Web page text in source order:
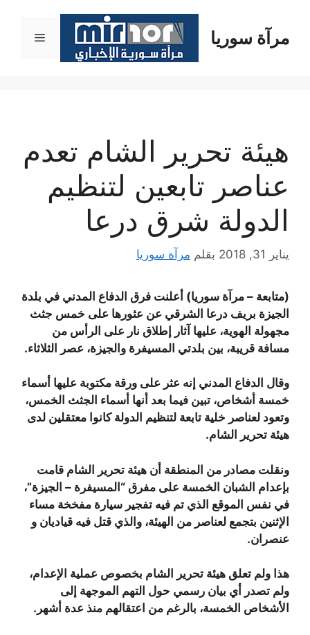
المحتوىمرآة سوريا القائمة
هيئة تحرير الشام تعدم
عناصر تابعين لتنظيم
الدولة شرق درعا
يناير 31, 2018 بقلم مرآة سوريا
(متابعة – مرآة سوريا) أعلنت فرق الدفاع المدني في بلدة
الجيزة بريف درعا الشرقي عن عثورها على خمس جثث
مجهولة الهوية، عليها آثار إطلاق نار على الرأس من
مسافة قريبة، بين بلدتي المسيفرة والجيزة، عصر الثلاثاء.
وقال الدفاع المدني إنه عثر على ورقة مكتوبة عليها أسماء
خمسة أشخاص، تبين فيما بعد أنها أسماء الجثث الخمس،
وتعود لعناصر خلية تابعة لتنظيم الدولة كانوا معتقلين لدى
هيئة تحرير الشام.
ونقلت مصادر من المنطقة أن هيئة تحرير الشام قامت
بإعدام الشبان الخمسة على مفرق “المسيفرة – الجيزة”،
في نفس الموقع الذي تم فيه تفجير سيارة مفخخة مساء
الإثنين بتجمع لعناصر من الهيئة، والذي قتل فيه قياديان و
عنصران.
هذا ولم تعلق هيئة تحرير الشام بخصوص عملية الإعدام،
ولم تصدر أي بيان رسمي حول التهم الموجهة إلى
الأشخاص الخمسة، بالرغم من اعتقالهم منذ عدة أشهر.